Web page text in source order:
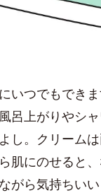
いつでもでき
呂上がりやシ
し。クリーム
肌にのせると
がら気持ちい